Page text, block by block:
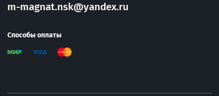
m-magnat.nsk@yandex.ru
Способы оплаты